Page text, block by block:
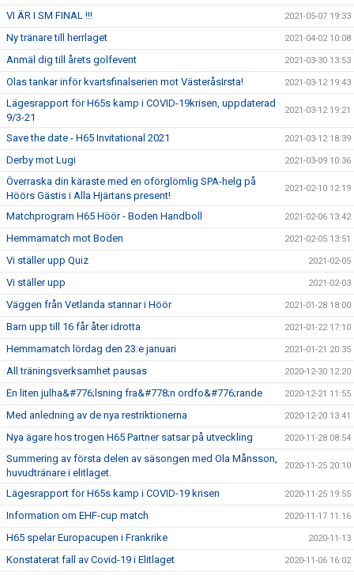
VI ÄR I SM FINAL !!! 2021-05-07 19:33
Ny tränare till herrlaget 2021-04-02 10:08
Anmäl dig till årets golfevent 2021-03-30 13:53
Olas tankar inför kvartsfinalserien mot VästeråsIrsta! 2021-03-12 19:43
Lägesrapport för H65s kamp i COVID-19krisen, uppdaterad
9/3-21
2021-03-12 19:21
Save the date - H65 Invitational 2021 2021-03-12 18:39
Derby mot Lugi 2021-03-09 10:36
Överraska din käraste med en oförglömlig SPA-helg på
Höörs Gästis i Alla Hjärtans present!
2021-02-10 12:19
Matchprogram H65 Höör - Boden Handboll 2021-02-06 13:42
Hemmamatch mot Boden 2021-02-05 13:51
Vi ställer upp Quiz 2021-02-05
Vi ställer upp 2021-02-03
Väggen från Vetlanda stannar i Höör 2021-01-28 18:00
Barn upp till 16 får åter idrotta 2021-01-22 17:10
Hemmamatch lördag den 23:e januari 2021-01-21 20:35
All träningsverksamhet pausas 2020-12-30 12:20
En liten julha&#776;lsning fra&#778;n ordfo&#776;rande 2020-12-21 11:55
Med anledning av de nya restriktionerna 2020-12-20 13:41
Nya ägare hos trogen H65 Partner satsar på utveckling 2020-11-28 08:54
Summering av första delen av säsongen med Ola Månsson,
huvudtränare i elitlaget.
2020-11-25 20:10
Lägesrapport för H65s kamp i COVID-19 krisen 2020-11-25 19:55
Information om EHF-cup match 2020-11-17 11:16
H65 spelar Europacupen i Frankrike 2020-11-13
Konstaterat fall av Covid-19 i Elitlaget 2020-11-06 16:02